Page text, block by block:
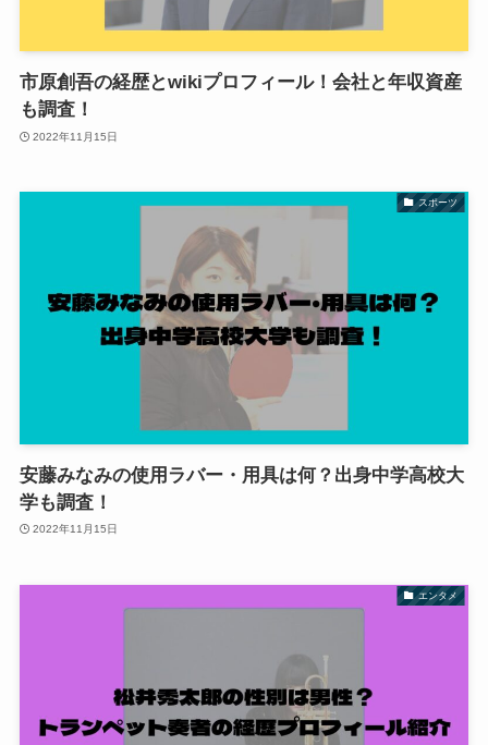
市原創吾の経歴とwikiプロフィール！会社と年収資産
も調査！
2022年11月15日
スポーツ
安藤みなみの使用ラバー・用具は何？出身中学高校大
学も調査！
2022年11月15日
エンタメ